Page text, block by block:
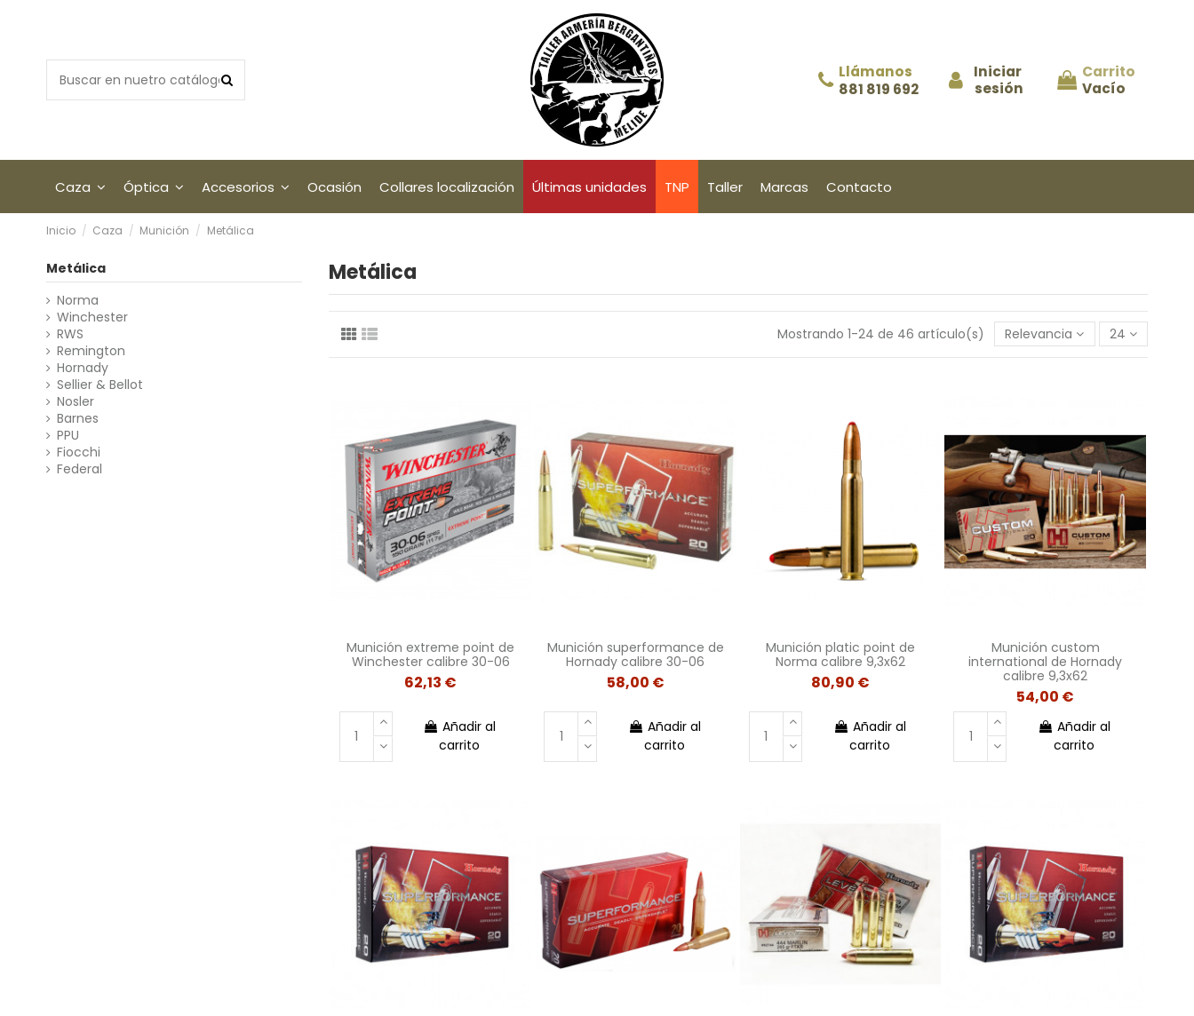
Llámanos
881 819 692
Iniciar
sesión
Carrito
Vacío
Caza Óptica Accesorios Ocasión Collares localización Últimas unidades TNP Taller Marcas Contacto
Inicio Caza Munición Metálica
Metálica
Mostrando 1-24 de 46 artículo(s) Relevancia 24
Munición extreme point de
Winchester calibre 30-06
62,13 €
Añadir al
carrito
Munición superformance de
Hornady calibre 30-06
58,00 €
Añadir al
carrito
Munición platic point de
Norma calibre 9,3x62
80,90 €
Añadir al
carrito
Munición custom
international de Hornady
calibre 9,3x62
54,00 €
Añadir al
carrito
Metálica
Norma
Winchester
RWS
Remington
Hornady
Sellier & Bellot
Nosler
Barnes
PPU
Fiocchi
Federal